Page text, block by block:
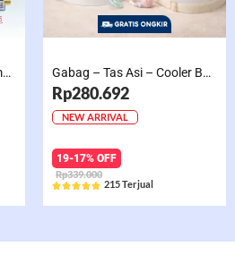
Sling Double Insulated Compartment Cappucino Black, Creamy, Salem, Chocolate Gabag – Tas Asi – Cooler Bag Sling Single Compartment Mint Grape Bubble
Rp280.692
NEW ARRIVAL
19-17% OFF
Rp339.000
Rated
215 Terjual